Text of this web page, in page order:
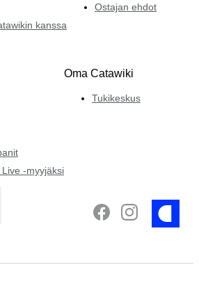
kanssa
Ostajan ehdot
-myyjäksi
Oma Catawiki
Tukikeskus